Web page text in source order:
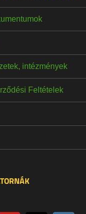
intézmények
Feltételek